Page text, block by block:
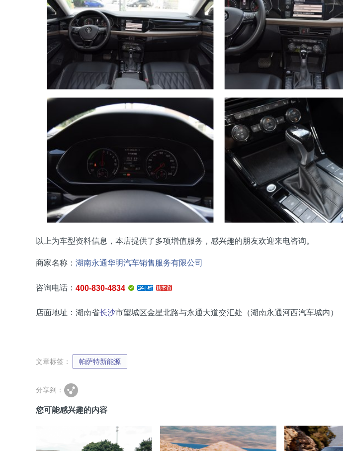
以上为车型资料信息，本店提供了多项增值服务，感兴趣的朋友欢迎来电咨询。
商家名称： 湖南永通华明汽车销售服务有限公司
咨询电话： 400-830-4834
店面地址：湖南省长沙市望城区金星北路与永通大道交汇处（湖南永通河西汽车城内）
文章标签： 帕萨特新能源
分享到：
您可能感兴趣的内容